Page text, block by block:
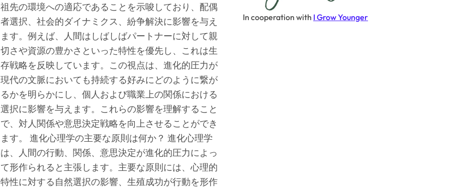
祖先の環境への適応であることを示唆しており、配偶
者選択、社会的ダイナミクス、紛争解決に影響を与え
ます。例えば、人間はしばしばパートナーに対して親
切さや資源の豊かさといった特性を優先し、これは生
存戦略を反映しています。この視点は、進化的圧力が
現代の文脈においても持続する好みにどのように繋が
るかを明らかにし、個人および職業上の関係における
選択に影響を与えます。これらの影響を理解すること
で、対人関係や意思決定戦略を向上させることができ
ます。 進化心理学の主要な原則は何か？ 進化心理学
は、人間の行動、関係、意思決定が進化的圧力によっ
て形作られると主張します。主要な原則には、心理的
特性に対する自然選択の影響、生殖成功が行動を形作
In cooperation with I Grow Younger